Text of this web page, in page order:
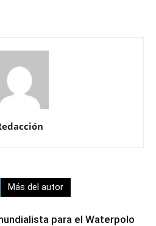
Más del autor
para el Waterpolo